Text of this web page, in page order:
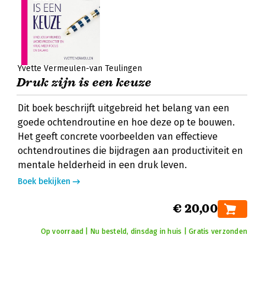
Yvette Vermeulen-van Teulingen
Druk zijn is een keuze
Dit boek beschrijft uitgebreid het belang van een
goede ochtendroutine en hoe deze op te bouwen.
Het geeft concrete voorbeelden van effectieve
ochtendroutines die bijdragen aan productiviteit en
mentale helderheid in een druk leven.
Boek bekijken
€ 20,00
Op voorraad | Nu besteld, dinsdag in huis | Gratis verzonden